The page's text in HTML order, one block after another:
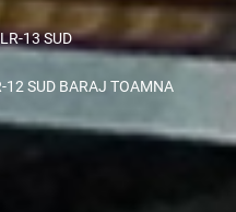
LR-13 SUD
12 SUD BARAJ TOAMNA